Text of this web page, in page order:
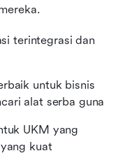
terintegrasi dan
untuk bisnis
alat serba guna
UKM yang
kuat